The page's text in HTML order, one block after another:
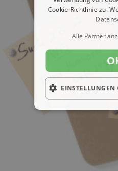
Cookie-Richtlinie zu.
Alle Partner
EINSTELLUNGEN